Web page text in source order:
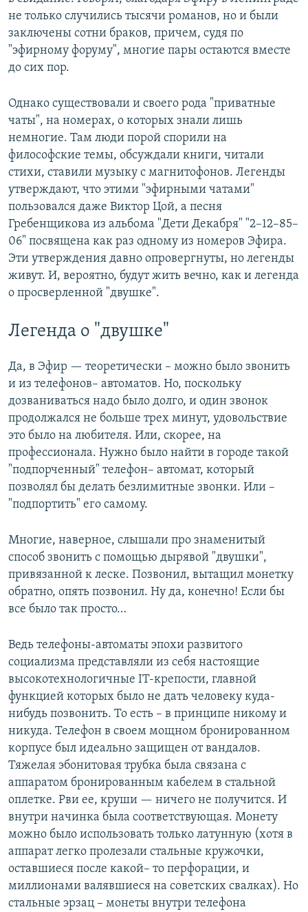
не только случились тысячи романов, но и были
заключены сотни браков, причем, судя по
"эфирному форуму", многие пары остаются вместе
до сих пор.
Однако существовали и своего рода "приватные
чаты", на номерах, о которых знали лишь
немногие. Там люди порой спорили на
философские темы, обсуждали книги, читали
стихи, ставили музыку с магнитофонов. Легенды
утверждают, что этими "эфирными чатами"
пользовался даже Виктор Цой, а песня
Гребенщикова из альбома "Дети Декабря" "2–12–85–
06" посвящена как раз одному из номеров Эфира.
Эти утверждения давно опровергнуты, но легенды
живут. И, вероятно, будут жить вечно, как и легенда
о просверленной "двушке".
Легенда о "двушке"
Да, в Эфир — теоретически – можно было звонить
и из телефонов– автоматов. Но, поскольку
дозваниваться надо было долго, и один звонок
продолжался не больше трех минут, удовольствие
это было на любителя. Или, скорее, на
профессионала. Нужно было найти в городе такой
"подпорченный" телефон– автомат, который
позволял бы делать безлимитные звонки. Или –
"подпортить" его самому.
Многие, наверное, слышали про знаменитый
способ звонить с помощью дырявой "двушки",
привязанной к леске. Позвонил, вытащил монетку
обратно, опять позвонил. Ну да, конечно! Если бы
все было так просто…
Ведь телефоны-автоматы эпохи развитого
социализма представляли из себя настоящие
высокотехнологичные IT-крепости, главной
функцией которых было не дать человеку куда-
нибудь позвонить. То есть – в принципе никому и
никуда. Телефон в своем мощном бронированном
корпусе был идеально защищен от вандалов.
Тяжелая эбонитовая трубка была связана с
аппаратом бронированным кабелем в стальной
оплетке. Рви ее, круши — ничего не получится. И
внутри начинка была соответствующая. Монету
можно было использовать только латунную (хотя в
аппарат легко пролезали стальные кружочки,
оставшиеся после какой– то перфорации, и
миллионами валявшиеся на советских свалках). Но
стальные эрзац – монеты внутри телефона